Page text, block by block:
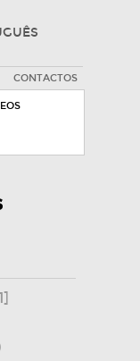
CONTACTOS